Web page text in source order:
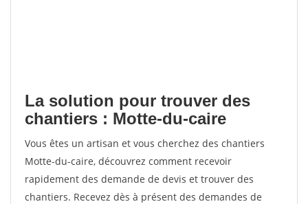
La solution pour trouver des
chantiers : Motte-du-caire
Vous êtes un artisan et vous cherchez des chantiers
Motte-du-caire, découvrez comment recevoir
rapidement des demande de devis et trouver des
chantiers. Recevez dès à présent des demandes de